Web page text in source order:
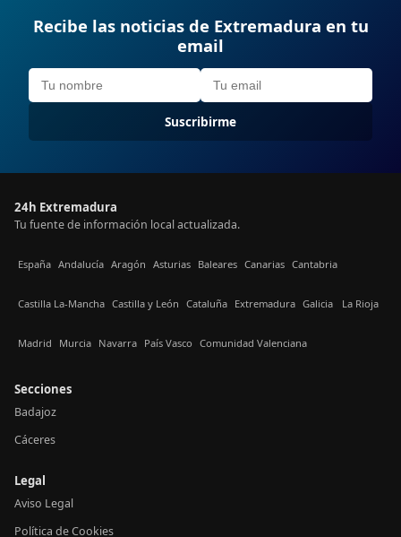
Recibe las noticias de Extremadura en tu
email
Suscribirme
24h Extremadura
Tu fuente de información local actualizada.
España Andalucía Aragón Asturias Baleares Canarias Cantabria
Castilla La-Mancha Castilla y León Cataluña Extremadura Galicia La Rioja
Madrid Murcia Navarra País Vasco Comunidad Valenciana
Secciones
Badajoz
Cáceres
Legal
Aviso Legal
Política de Cookies